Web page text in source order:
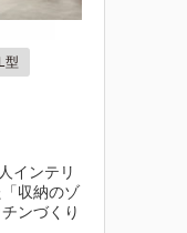
L型
インテリ
収納のゾ
ンづくり